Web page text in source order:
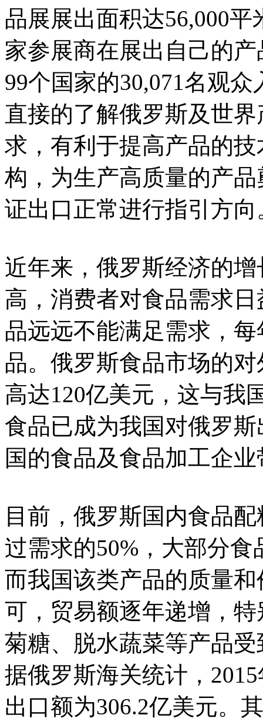
品展展出面积达56,000
家参展商在展出自己的
99个国家的30,071名观
直接的了解俄罗斯及世
求，有利于提高产品的
构，为生产高质量的产
证出口正常进行指引方向
近年来，俄罗斯经济的
高，消费者对食品需求
品远远不能满足需求，
品。俄罗斯食品市场的
高达120亿美元，这与我
食品已成为我国对俄罗
国的食品及食品加工企
目前，俄罗斯国内食品
过需求的50%，大部分
而我国该类产品的质量
可，贸易额逐年递增，
菊糖、脱水蔬菜等产品
据俄罗斯海关统计，
出口额为306.2亿美元。